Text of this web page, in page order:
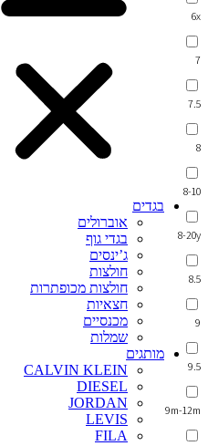
6x
7
7.5
8
8-10
8-20y
8.5
9
9.5
9m-12m
בגדים
אוברולים
בגדי גוף
ג’ינסים
חולצות
חולצות מכופתרות
חצאיות
מכנסיים
שמלות
מותגים
CALVIN KLEIN
DIESEL
JORDAN
LEVIS
FILA